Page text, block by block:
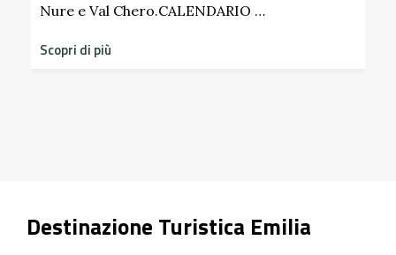
Nure e Val Chero.CALENDARIO …
Scopri di più
Destinazione Turistica Emilia